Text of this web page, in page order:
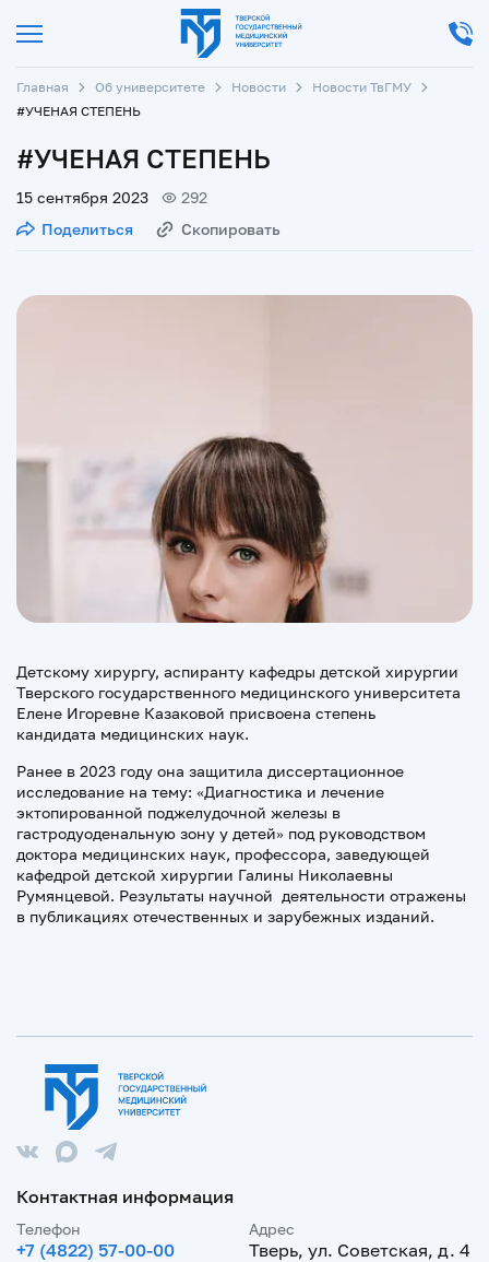
Главная Об университете Новости
Новости ТвГМУ
#УЧЕНАЯ СТЕПЕНЬ
#УЧЕНАЯ СТЕПЕНЬ
15 сентября 2023
292
Поделиться
Скопировать
Детскому хирургу, аспиранту кафедры детской хирургии
Тверского государственного медицинского университета
Елене Игоревне Казаковой присвоена степень
кандидата медицинских наук.
Ранее в 2023 году она защитила диссертационное
исследование на тему: «Диагностика и лечение
эктопированной поджелудочной железы в
гастродуоденальную зону у детей» под руководством
доктора медицинских наук, профессора, заведующей
кафедрой детской хирургии Галины Николаевны
Румянцевой. Результаты научной деятельности отражены
в публикациях отечественных и зарубежных изданий.
Контактная информация
Телефон
+7 (4822) 57-00-00
Адрес
Тверь, ул. Советская, д. 4